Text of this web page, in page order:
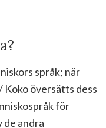
språk; när
Koko översätts dess
för
de andra